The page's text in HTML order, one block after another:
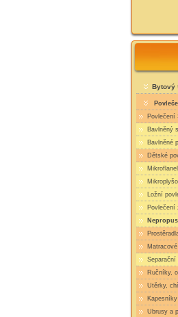
Bytový
Povlečení
Bavlněný
Bavlněné
Dětské
Ložní
Povlečení
Separační
Ručníky,
Utěrky,
Kapesníky
Ubrusy a